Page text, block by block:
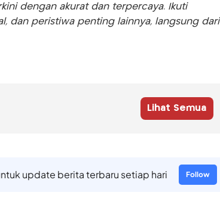
dengan akurat dan terpercaya. Ikuti
dan peristiwa penting lainnya, langsung dari
Lihat Semua
update berita terbaru setiap hari Follow